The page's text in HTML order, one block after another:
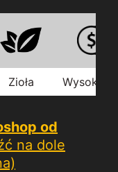
Zioła Wysoka
od
na dole